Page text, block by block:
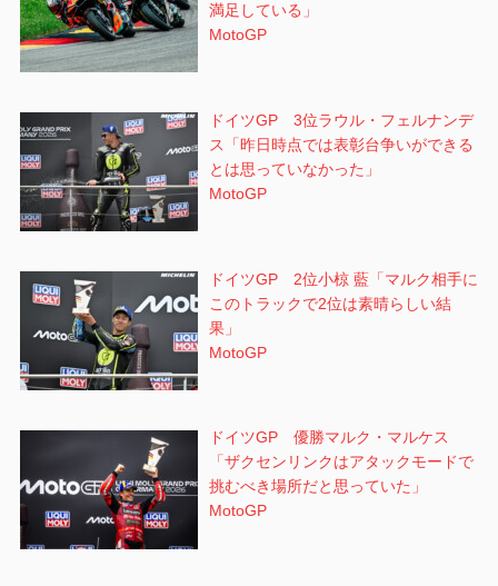
満足している」
MotoGP
ドイツGP 3位ラウル・フェルナンデ
ス「昨日時点では表彰台争いができる
とは思っていなかった」
MotoGP
ドイツGP 2位小椋 藍「マルク相手に
このトラックで2位は素晴らしい結
果」
MotoGP
ドイツGP 優勝マルク・マルケス
「ザクセンリンクはアタックモードで
挑むべき場所だと思っていた」
MotoGP